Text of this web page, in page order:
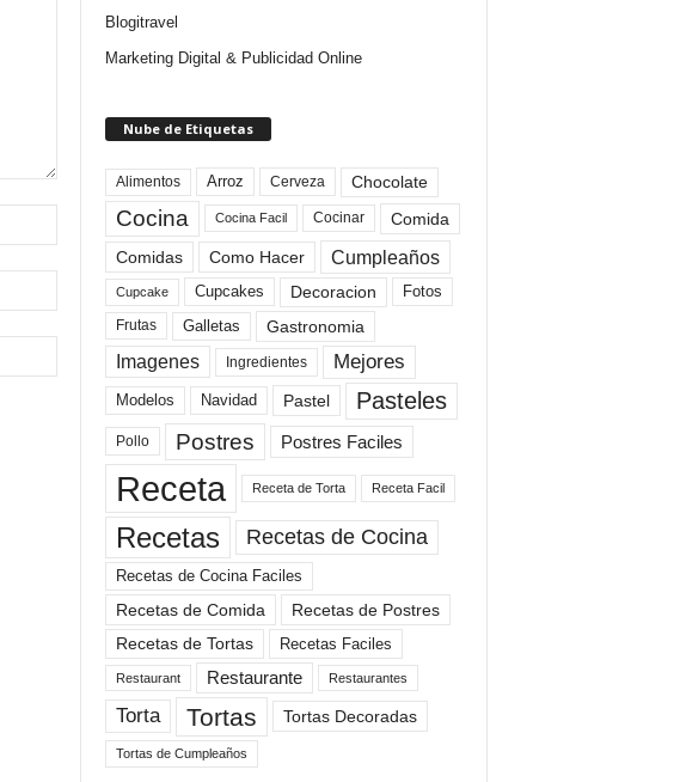
Blogitravel
Marketing Digital & Publicidad Online
Nube de Etiquetas
Alimentos Arroz Cerveza Chocolate
Cocina Cocina Facil Cocinar
Comida
Comidas
Como Hacer Cumpleaños
Cupcake Cupcakes Decoracion Fotos
Frutas Galletas Gastronomia
Imagenes Ingredientes Mejores
Modelos Navidad Pastel Pasteles
Pollo Postres Postres Faciles
Receta Receta de Torta Receta Facil
Recetas Recetas de Cocina
Recetas de Cocina Faciles
Recetas de Comida
Recetas de Postres
Recetas de Tortas
Recetas Faciles
Restaurant Restaurante Restaurantes
Torta Tortas Tortas Decoradas
Tortas de Cumpleaños